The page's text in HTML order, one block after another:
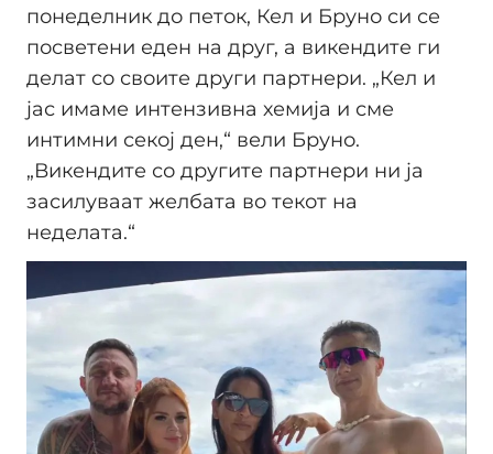
понеделник до петок, Кел и Бруно си се
посветени еден на друг, а викендите ги
делат со своите други партнери. „Кел и
јас имаме интензивна хемија и сме
интимни секој ден,“ вели Бруно.
„Викендите со другите партнери ни ја
засилуваат желбата во текот на
неделата.“